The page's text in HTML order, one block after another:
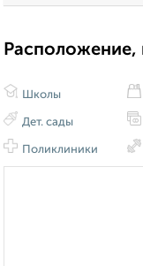
Расположение,
Школы
Дет. сады
Поликлиники